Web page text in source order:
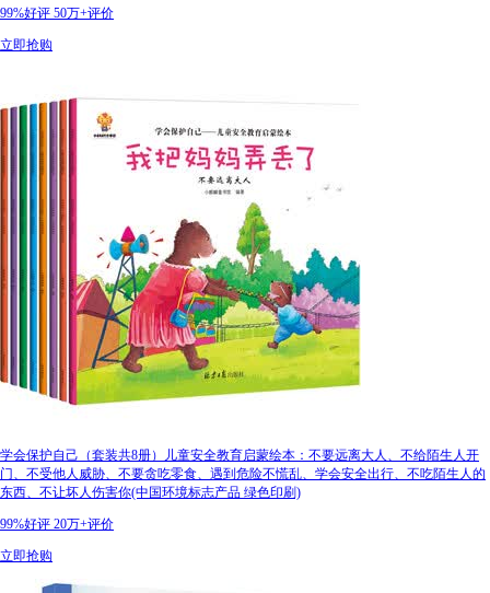
99%好评 50万+评价
立即抢购
学会保护自己（套装共8册）儿童安全教育启蒙绘本：不要远离大人、不给陌生人开
门、不受他人威胁、不要贪吃零食、遇到危险不慌乱、学会安全出行、不吃陌生人的
东西、不让坏人伤害你(中国环境标志产品 绿色印刷)
99%好评 20万+评价
立即抢购